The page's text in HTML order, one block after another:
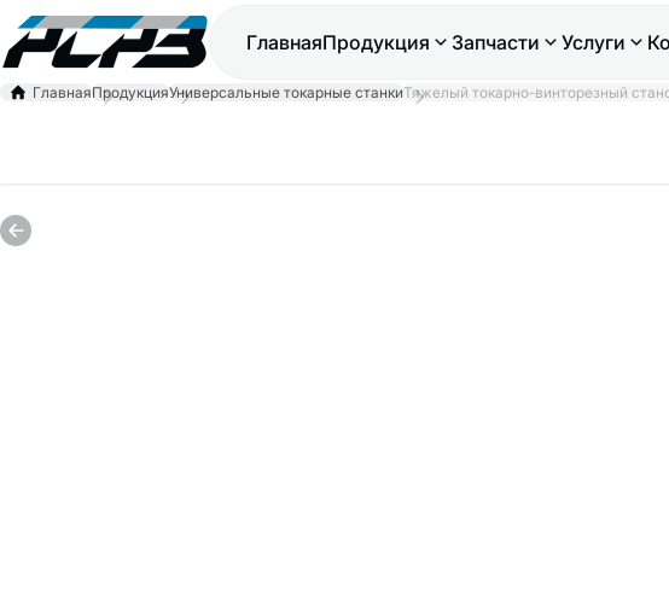
ГлавнаяПродукция Запчасти Услуги
ГлавнаяПродукцияУниверсальные токарные станкиТяжелый токарно-винторезный